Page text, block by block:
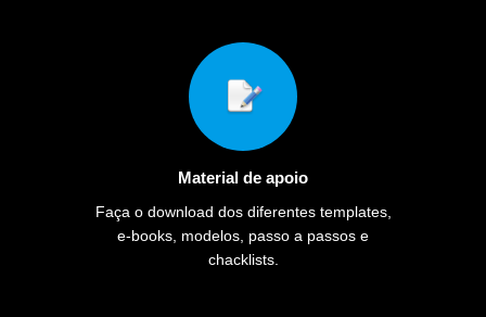
Material de apoio
Faça o download dos diferentes templates,
e-books, modelos, passo a passos e
chacklists.